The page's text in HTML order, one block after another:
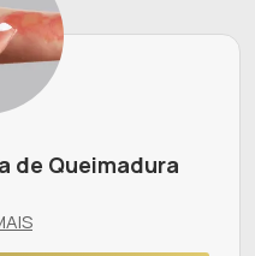
de Queimadura